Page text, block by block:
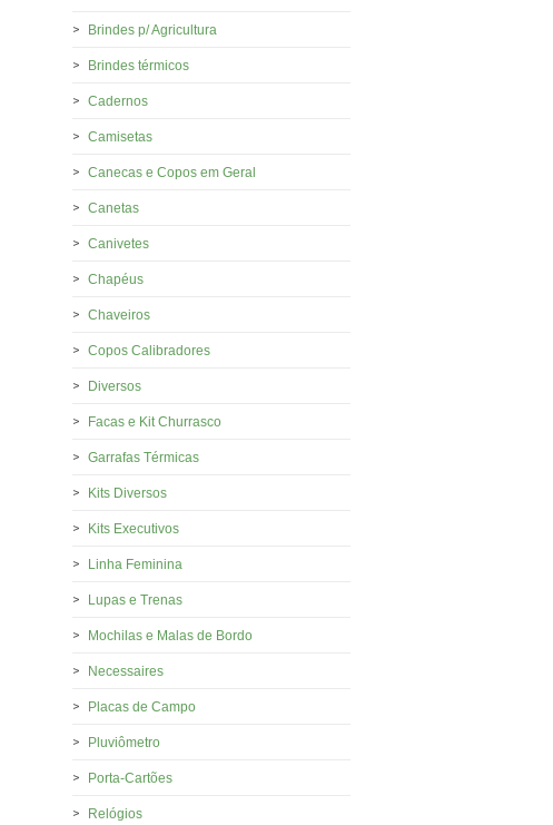
Brindes p/ Agricultura
Brindes térmicos
Cadernos
Camisetas
Canecas e Copos em Geral
Canetas
Canivetes
Chapéus
Chaveiros
Copos Calibradores
Diversos
Facas e Kit Churrasco
Garrafas Térmicas
Kits Diversos
Kits Executivos
Linha Feminina
Lupas e Trenas
Mochilas e Malas de Bordo
Necessaires
Placas de Campo
Pluviômetro
Porta-Cartões
Relógios